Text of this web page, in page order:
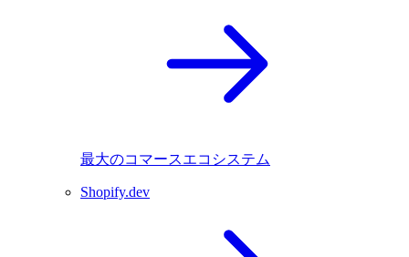
最大のコマースエコシステム
Shopify.dev